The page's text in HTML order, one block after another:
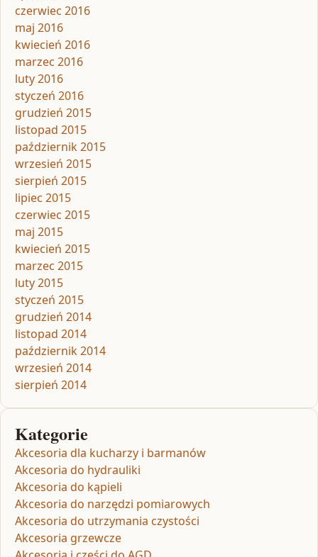
czerwiec 2016
maj 2016
kwiecień 2016
marzec 2016
luty 2016
styczeń 2016
grudzień 2015
listopad 2015
październik 2015
wrzesień 2015
sierpień 2015
lipiec 2015
czerwiec 2015
maj 2015
kwiecień 2015
marzec 2015
luty 2015
styczeń 2015
grudzień 2014
listopad 2014
październik 2014
wrzesień 2014
sierpień 2014
Kategorie
Akcesoria dla kucharzy i barmanów
Akcesoria do hydrauliki
Akcesoria do kąpieli
Akcesoria do narzędzi pomiarowych
Akcesoria do utrzymania czystości
Akcesoria grzewcze